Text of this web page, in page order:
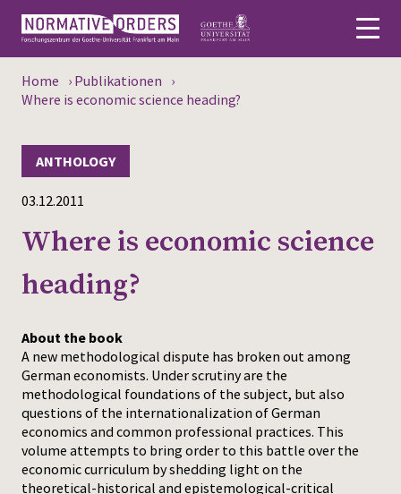
Deutsch
About
News
Persons
Research
Publications
Media
Press
Home › Publikationen ›
Where is economic science heading?
03.12.2011
ANTHOLOGY
Where is economic science
heading?
About the book
A new methodological dispute has broken out among
German economists. Under scrutiny are the
methodological foundations of the subject, but also
questions of the internationalization of German
economics and common professional practices. This
volume attempts to bring order to this battle over the
economic curriculum by shedding light on the
theoretical-historical and epistemological-critical